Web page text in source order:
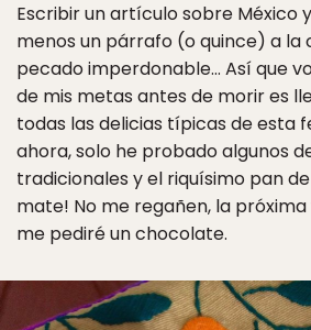
Escribir un artículo sobre México
menos un párrafo (o quince) a la
pecado imperdonable… Así que
de mis metas antes de morir es
todas las delicias típicas de esta
ahora, solo he probado algunos
tradicionales y el riquísimo pan
mate! No me regañen, la
me pediré un chocolate.